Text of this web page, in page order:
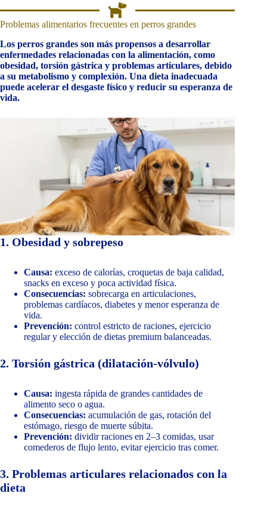
Problemas alimentarios frecuentes en perros grandes
Los perros grandes son más propensos a desarrollar
enfermedades relacionadas con la alimentación, como
obesidad, torsión gástrica y problemas articulares, debido
a su metabolismo y complexión. Una dieta inadecuada
puede acelerar el desgaste físico y reducir su esperanza de
vida.
1. Obesidad y sobrepeso
Causa: exceso de calorías, croquetas de baja calidad,
snacks en exceso y poca actividad física.
Consecuencias: sobrecarga en articulaciones,
problemas cardíacos, diabetes y menor esperanza de
vida.
Prevención: control estricto de raciones, ejercicio
regular y elección de dietas premium balanceadas.
2. Torsión gástrica (dilatación-vólvulo)
Causa: ingesta rápida de grandes cantidades de
alimento seco o agua.
Consecuencias: acumulación de gas, rotación del
estómago, riesgo de muerte súbita.
Prevención: dividir raciones en 2–3 comidas, usar
comederos de flujo lento, evitar ejercicio tras comer.
3. Problemas articulares relacionados con la
dieta